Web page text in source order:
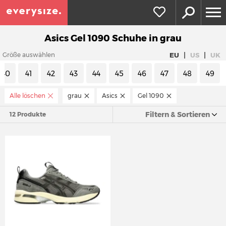
Asics Gel 1090 Schuhe in grau
Größe auswählen EU | US | UK
40 41 42 43 44 45 46 47 48 49
Alle löschen grau Asics Gel 1090
12 Produkte Filtern & Sortieren